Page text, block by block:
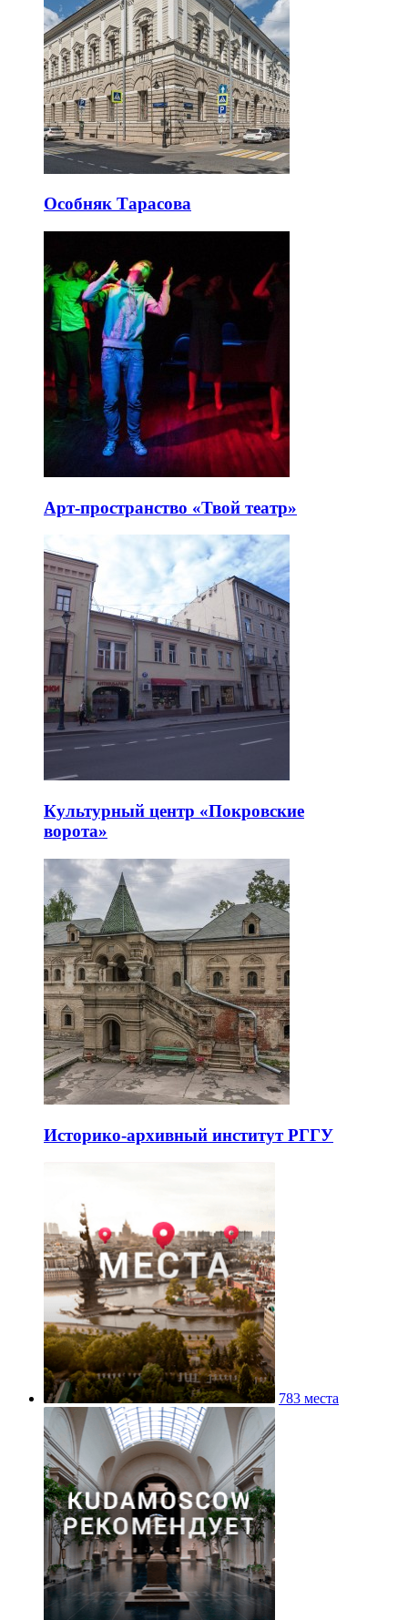
Особняк Тарасова
Арт-пространство «Твой театр»
Культурный центр «Покровские
ворота»
Историко-архивный институт РГГУ
783 места